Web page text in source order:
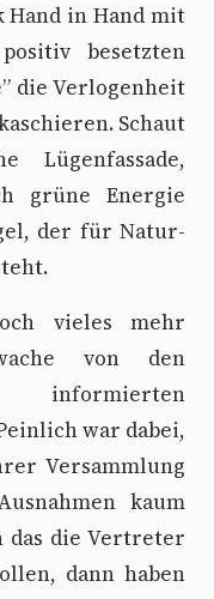
in Hand mit
besetzten
die Verlogenheit
Schaut
grüne Energie
der für Natur-
vieles mehr
von den
war dabei,
Versammlung
kaum
das die Vertreter
dann haben